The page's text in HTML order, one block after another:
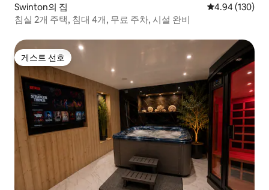
Swinton의 집 평점 4.94점(5
4.94 (130)
침실 2개 주택, 침대 4개, 무료 주차, 시설 완비
게스트 선호
게스트 선호